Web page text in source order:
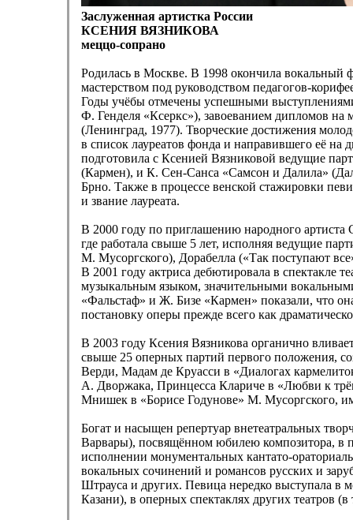
Заслуженная артистка России
КСЕНИЯ ВЯЗНИКОВА
меццо-сопрано
Родилась в Москве. В 1998 окончила вокальный
мастерством под руководством педагогов-
Годы учёбы отмечены успешными
Ф. Генделя «Ксеркс»), завоеванием дипломов
(Ленинград, 1977). Творческие достижения
в список лауреатов фонда и направившего её
подготовила с Ксенией Вязниковой ведущие
(Кармен), и К. Сен-Санса «Самсон и Далила»
Брно. Также в процессе венской стажировки
и звание лауреата.
В 2000 году по приглашению народного
где работала свыше 5 лет, исполняя ведущие
М. Мусоргского), Дорабелла («Так поступают
В 2001 году актриса дебютировала в спектакле
музыкальным языком, значительными
«Фальстаф» и Ж. Бизе «Кармен» показали, что
постановку оперы прежде всего как
В 2003 году Ксения Вязникова органично
свыше 25 оперных партий первого положения,
Верди, Мадам де Круасси в «Диалогах
А. Дворжака, Принцесса Клариче в «Любви к
Мнишек в «Борисе Годунове» М. Мусоргского,
Богат и насыщен репертуар внетеатральных
Варвары), посвящённом юбилею композитора, в
исполнении монументальных кантато-
вокальных сочинений и романсов русских и
Штрауса и других. Певица нередко выступала в
Казани), в оперных спектаклях других театров